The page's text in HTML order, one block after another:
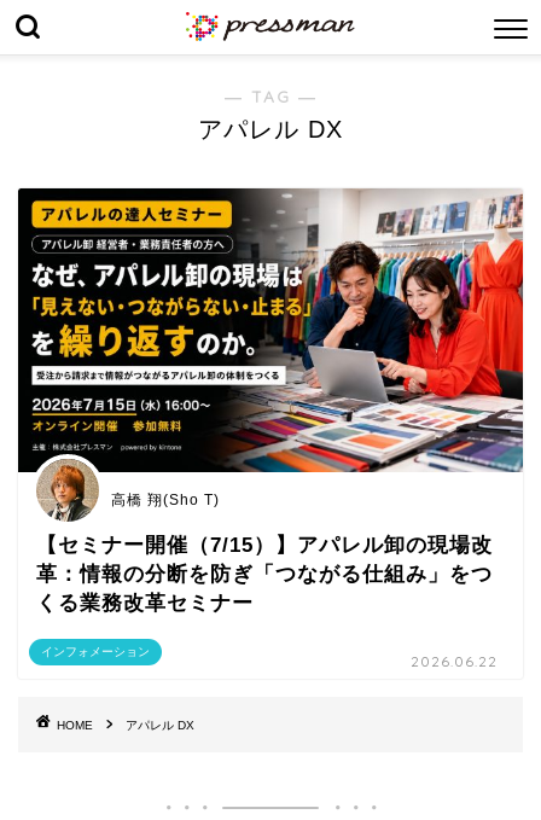
― TAG ―
アパレル DX
インフォメーション
高橋 翔(Sho T)
【セミナー開催（7/15）】アパレル卸の現場改
革：情報の分断を防ぎ「つながる仕組み」をつ
くる業務改革セミナー
2026.06.22
HOME アパレル DX